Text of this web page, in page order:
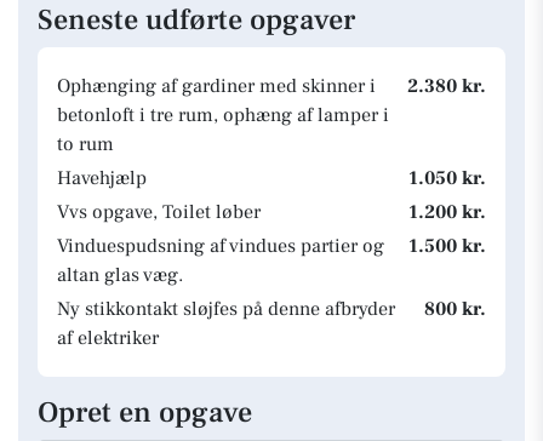
Seneste udførte opgaver
Ophænging af gardiner med skinner i
betonloft i tre rum, ophæng af lamper i
to rum
2.380 kr.
Havehjælp
1.050 kr.
Vvs opgave, Toilet løber
1.200 kr.
Vinduespudsning af vindues partier og
altan glas væg.
1.500 kr.
Ny stikkontakt sløjfes på denne afbryder
af elektriker
800 kr.
Opret en opgave